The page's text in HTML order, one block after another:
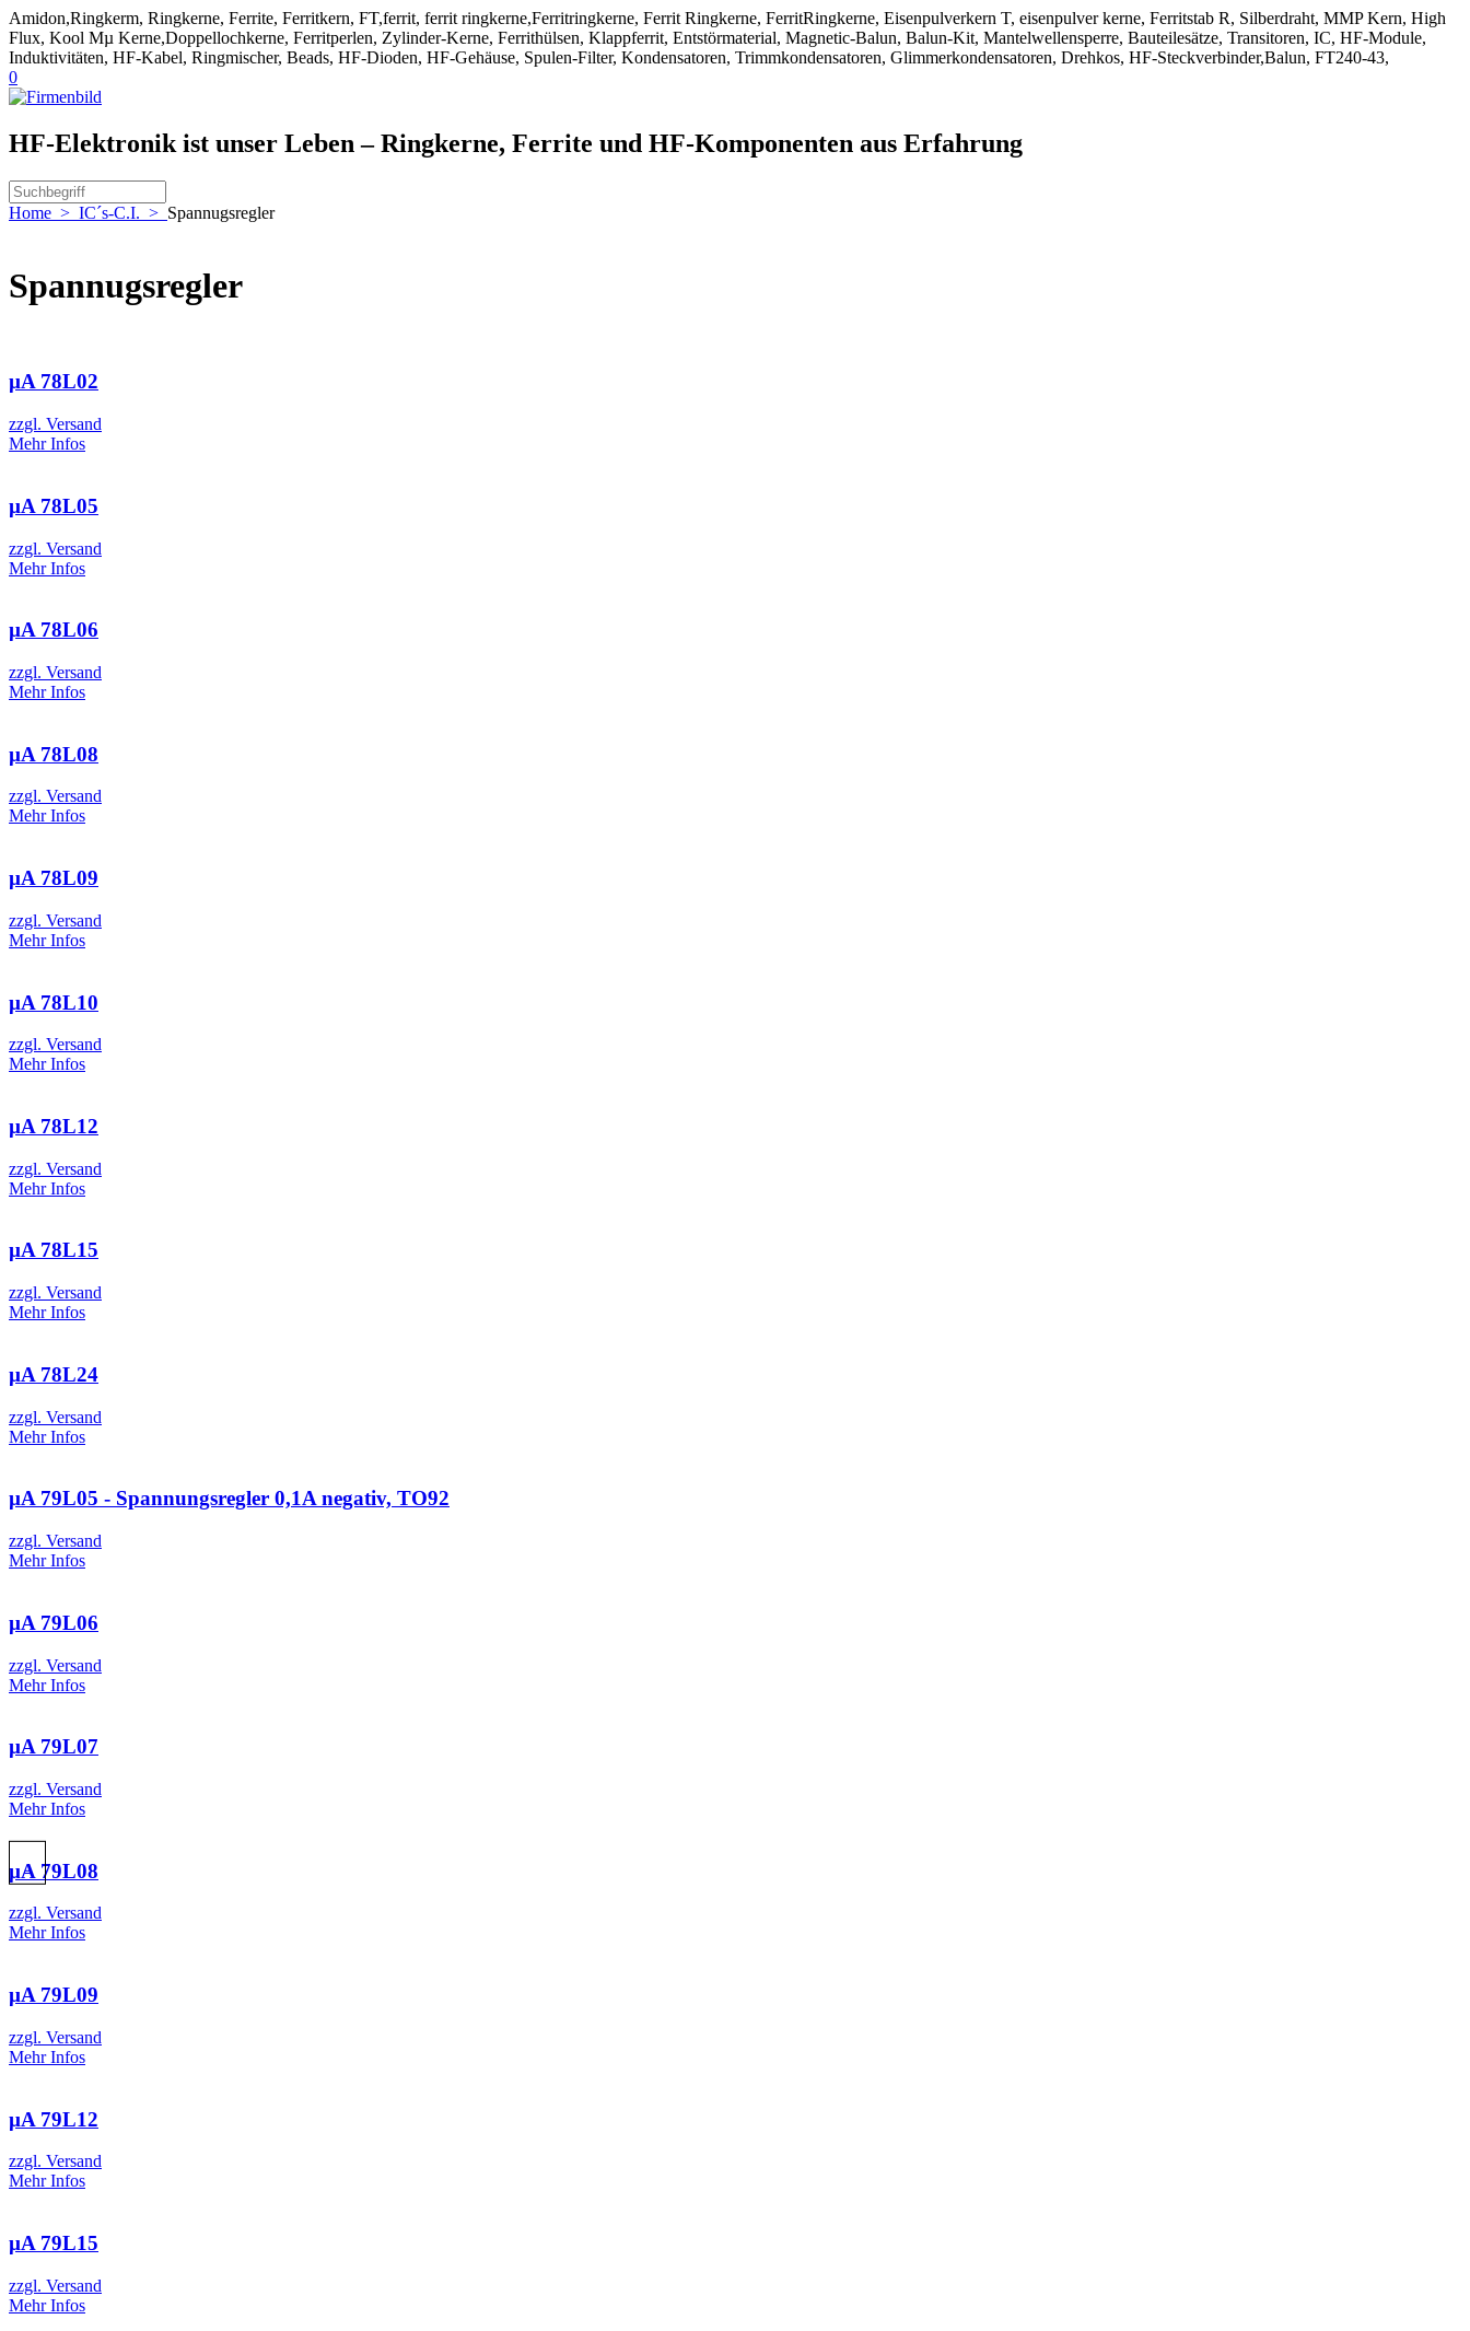
Amidon,Ringkerm, Ringkerne, Ferrite, Ferritkern, FT,ferrit, ferrit ringkerne,Ferritringkerne, Ferrit Ringkerne, FerritRingkerne, Eisenpulverkern T, eisenpulver kerne, Ferritstab R, Silberdraht, MMP Kern, High
Flux, Kool Mµ Kerne,Doppellochkerne, Ferritperlen, Zylinder-Kerne, Ferrithülsen, Klappferrit, Entstörmaterial, Magnetic-Balun, Balun-Kit, Mantelwellensperre, Bauteilesätze, Transitoren, IC, HF-Module,
Induktivitäten, HF-Kabel, Ringmischer, Beads, HF-Dioden, HF-Gehäuse, Spulen-Filter, Kondensatoren, Trimmkondensatoren, Glimmerkondensatoren, Drehkos, HF-Steckverbinder,Balun, FT240-43,
0
HF-Elektronik ist unser Leben – Ringkerne, Ferrite und HF-Komponenten aus Erfahrung
Home > IC´s-C.I. > Spannugsregler
Spannugsregler
µA 78L02
zzgl. Versand
Mehr Infos
µA 78L05
zzgl. Versand
Mehr Infos
µA 78L06
zzgl. Versand
Mehr Infos
µA 78L08
zzgl. Versand
Mehr Infos
µA 78L09
zzgl. Versand
Mehr Infos
µA 78L10
zzgl. Versand
Mehr Infos
µA 78L12
zzgl. Versand
Mehr Infos
µA 78L15
zzgl. Versand
Mehr Infos
µA 78L24
zzgl. Versand
Mehr Infos
µA 79L05 - Spannungsregler 0,1A negativ, TO92
zzgl. Versand
Mehr Infos
µA 79L06
zzgl. Versand
Mehr Infos
µA 79L07
zzgl. Versand
Mehr Infos
µA 79L08
zzgl. Versand
Mehr Infos
µA 79L09
zzgl. Versand
Mehr Infos
µA 79L12
zzgl. Versand
Mehr Infos
µA 79L15
zzgl. Versand
Mehr Infos